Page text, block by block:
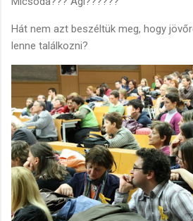
Hát nem azt beszéltük meg, hogy
lenne találkozni?